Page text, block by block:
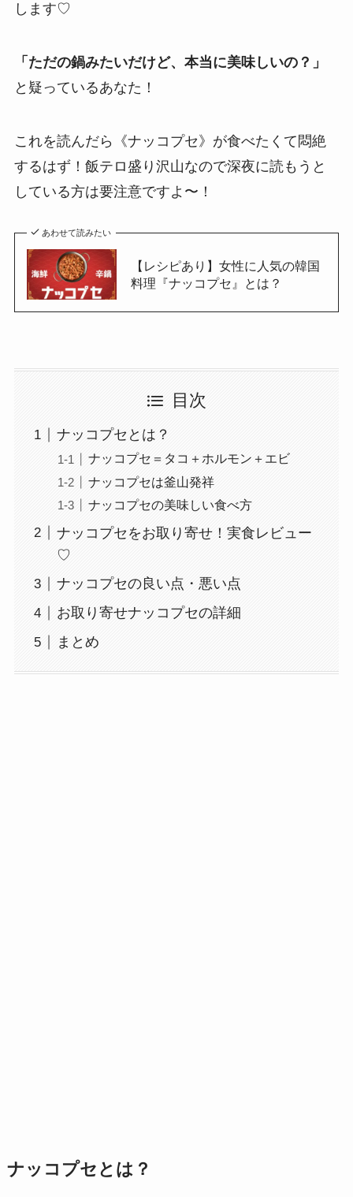
します♡
「ただの鍋みたいだけど、本当に美味しいの？」
と疑っているあなた！
これを読んだら《ナッコプセ》が食べたくて悶絶
するはず！飯テロ盛り沢山なので深夜に読もうと
している方は要注意ですよ〜！
あわせて読みたい
【レシピあり】女性に人気の韓国
料理『ナッコプセ』とは？
目次
ナッコプセとは？
ナッコプセ＝タコ＋ホルモン＋エビ
ナッコプセは釜山発祥
ナッコプセの美味しい食べ方
ナッコプセをお取り寄せ！実食レビュー
♡
ナッコプセの良い点・悪い点
お取り寄せナッコプセの詳細
まとめ
ナッコプセとは？